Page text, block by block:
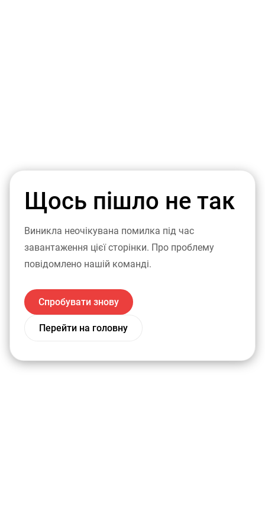
Щось пішло не так
Виникла неочікувана помилка під час
завантаження цієї сторінки. Про проблему
повідомлено нашій команді.
Спробувати знову
Перейти на головну